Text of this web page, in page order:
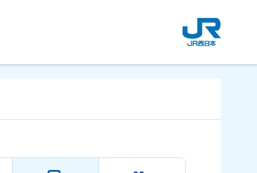
新
規
ウ
イ
す